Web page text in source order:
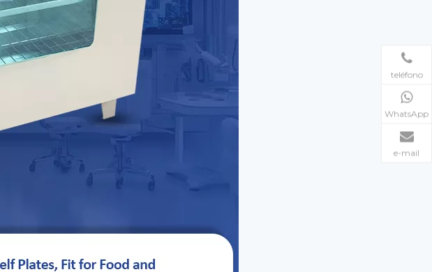
teléfono
WhatsApp
e-mail